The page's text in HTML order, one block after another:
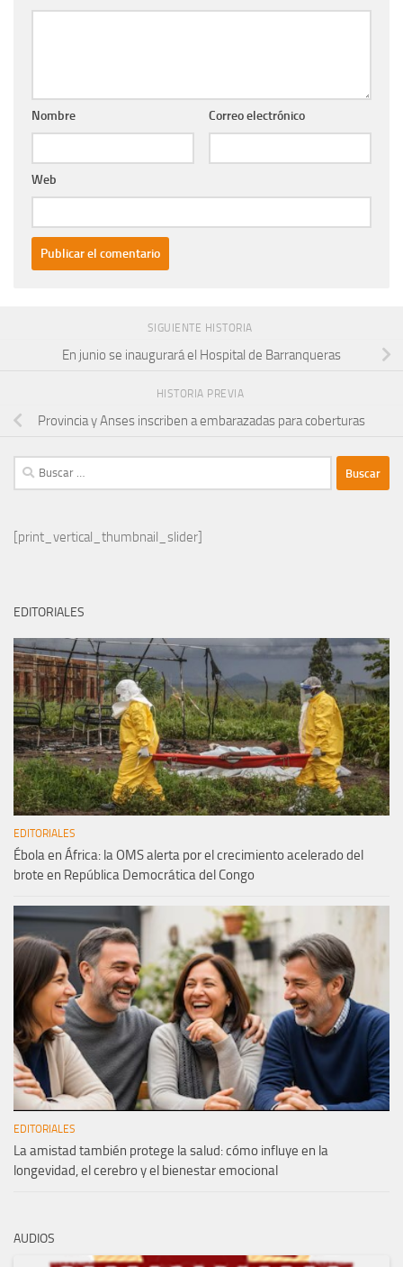
Nombre Correo electrónico
Web
SIGUIENTE HISTORIA
En junio se inaugurará el Hospital de Barranqueras
HISTORIA PREVIA
Provincia y Anses inscriben a embarazadas para coberturas
Buscar:
[print_vertical_thumbnail_slider]
EDITORIALES
EDITORIALES
Ébola en África: la OMS alerta por el crecimiento acelerado del
brote en República Democrática del Congo
EDITORIALES
La amistad también protege la salud: cómo influye en la
longevidad, el cerebro y el bienestar emocional
AUDIOS